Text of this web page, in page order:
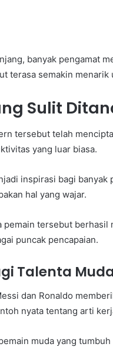
banyak pengamat
terasa semakin menarik
Sulit
tersebut telah
yang luar biasa.
inspirasi bagi banyak
hal yang wajar.
pemain tersebut
puncak pencapaian.
Talenta
dan Ronaldo
nyata tentang arti
muda yang